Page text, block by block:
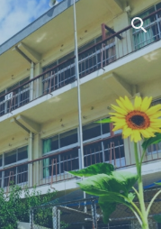
Skip to navigation